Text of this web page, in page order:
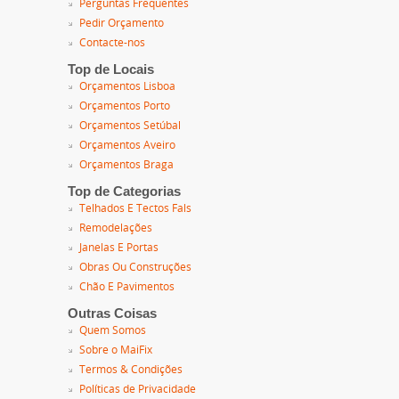
Perguntas Frequentes
Pedir Orçamento
Contacte-nos
Top de Locais
Orçamentos Lisboa
Orçamentos Porto
Orçamentos Setúbal
Orçamentos Aveiro
Orçamentos Braga
Top de Categorias
Telhados E Tectos Fals
Remodelações
Janelas E Portas
Obras Ou Construções
Chão E Pavimentos
Outras Coisas
Quem Somos
Sobre o MaiFix
Termos & Condições
Políticas de Privacidade